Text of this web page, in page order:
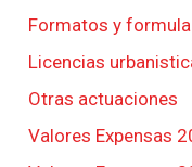
Formatos y
Licencias
Otras actuaciones
Valores Expensas